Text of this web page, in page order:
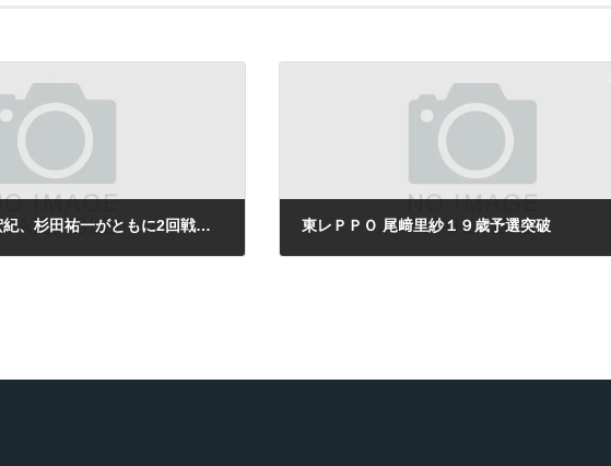
関口周一、守屋宏紀、杉田祐一がともに2回戦で惜敗／台湾チャレンジャー 東レＰＰＯ 尾﨑里紗１９歳予選突破